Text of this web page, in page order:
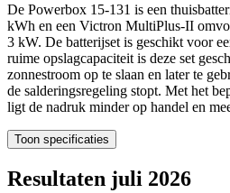
De Powerbox 15-131 is een
kWh en een Victron MultiPlus-II
3 kW. De batterijset is geschikt voor
ruime opslagcapaciteit is deze set
zonnestroom op te slaan en later te
de salderingsregeling stopt. Met het
ligt de nadruk minder op handel en
Toon specificaties
Resultaten juli 2026